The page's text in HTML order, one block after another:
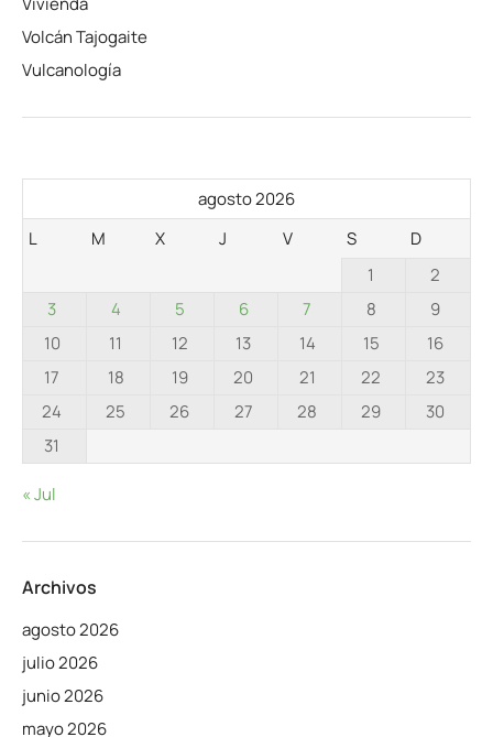
Volcán Tajogaite
Vulcanología
agosto 2026
L
M X J V S
D
1
2
3
4 5 6 7 8
9
10
11 12 13 14 15
16
17
18 19 20 21 22
23
24
25 26 27 28 29
30
31
« Jul
Archivos
agosto 2026
julio 2026
junio 2026
mayo 2026